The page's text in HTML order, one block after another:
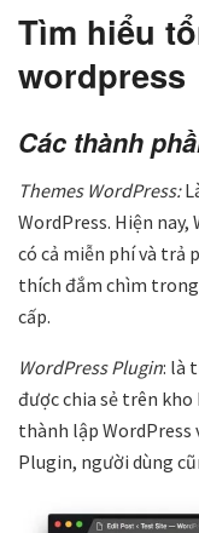
Tìm hiểu
wordpress
Các thành
Themes WordPress:
WordPress. Hiện
có cả miễn phí và trả
thích đắm chìm
cấp.
WordPress Plugin: là
được chia sẻ trên
thành lập
Plugin, người dùng